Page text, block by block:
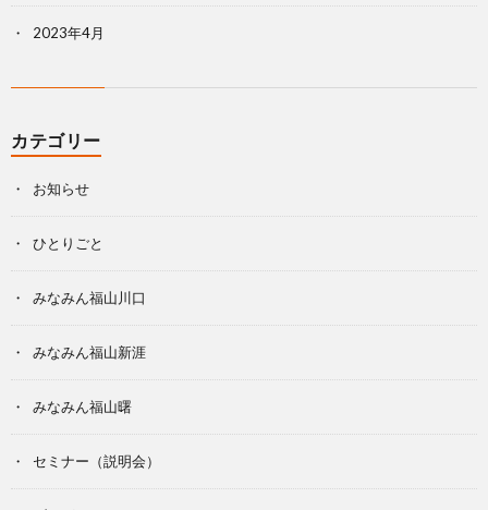
2023年4月
カテゴリー
お知らせ
ひとりごと
みなみん福山川口
みなみん福山新涯
みなみん福山曙
セミナー（説明会）